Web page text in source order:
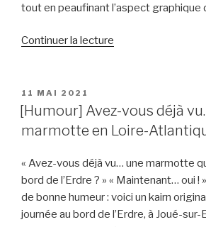
tout en peaufinant l’aspect graphique
Continuer la lecture
ses
! »
PUBLIÉ
LE
11 MAI 2021
[Humour] Avez-vous déjà
marmotte en Loire-
« Avez-vous déjà vu… une marmotte
bord de l’Erdre ? » « Maintenant… oui
de bonne humeur : voici un kairn
journée au bord de l’Erdre, à Joué-